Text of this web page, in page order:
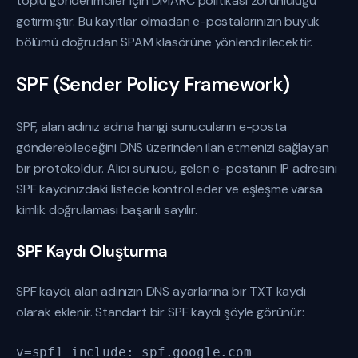
getirmiştir. Bu kayıtlar olmadan e-postalarınızın büyük
bölümü doğrudan SPAM klasörüne yönlendirilecektir.
SPF (Sender Policy Framework)
SPF, alan adınız adına hangi sunucuların e-posta
gönderebileceğini DNS üzerinden ilan etmenizi sağlayan
bir protokoldür. Alıcı sunucu, gelen e-postanın IP adresini
SPF kaydınızdaki listede kontrol eder ve eşleşme varsa
kimlik doğrulaması başarılı sayılır.
SPF Kaydı Oluşturma
SPF kaydı, alan adınızın DNS ayarlarına bir TXT kaydı
olarak eklenir. Standart bir SPF kaydı şöyle görünür:
v=spf1 include:_spf.google.com